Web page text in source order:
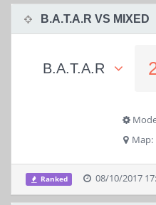
B.A.T.A.R VS MIXED
B.A.T.A.R
Map:
Ranked 08/10/2017